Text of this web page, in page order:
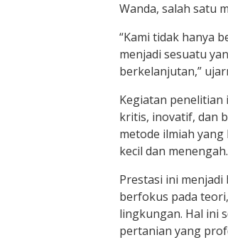
Wanda, salah satu
“Kami tidak hanya
menjadi sesuatu
berkelanjutan,”
Kegiatan
kritis, inovatif, dan
metode ilmiah
kecil dan menengah.
Prestasi ini
berfokus pada
lingkungan. Hal ini
pertanian yang